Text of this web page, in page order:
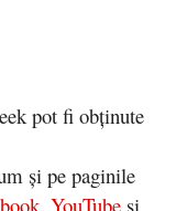
pot fi obținute
și pe paginile
, YouTube și